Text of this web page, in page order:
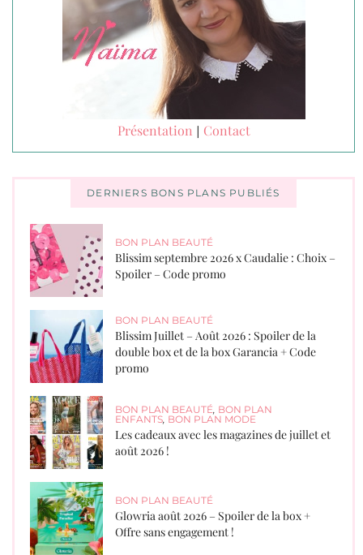
Présentation | Contact
DERNIERS BONS PLANS PUBLIÉS
BON PLAN BEAUTÉ
Blissim septembre 2026 x Caudalie : Choix –
Spoiler – Code promo
BON PLAN BEAUTÉ
Blissim Juillet – Août 2026 : Spoiler de la
double box et de la box Garancia + Code
promo
BON PLAN BEAUTÉ, BON PLAN
ENFANTS, BON PLAN MODE
Les cadeaux avec les magazines de juillet et
août 2026 !
BON PLAN BEAUTÉ
Glowria août 2026 – Spoiler de la box +
Offre sans engagement !